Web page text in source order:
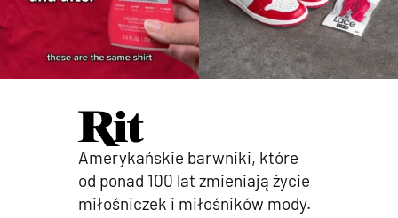
Amerykańskie barwniki, które
od ponad 100 lat zmieniają życie
miłośniczek i miłośników mody.